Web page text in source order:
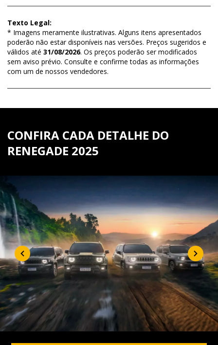
Texto Legal:
* Imagens meramente ilustrativas. Alguns itens apresentados
poderão não estar disponíveis nas versões. Preços sugeridos e
válidos até 31/08/2026. Os preços poderão ser modificados
sem aviso prévio. Consulte e confirme todas as informações
com um de nossos vendedores.
CONFIRA CADA DETALHE DO
RENEGADE 2025